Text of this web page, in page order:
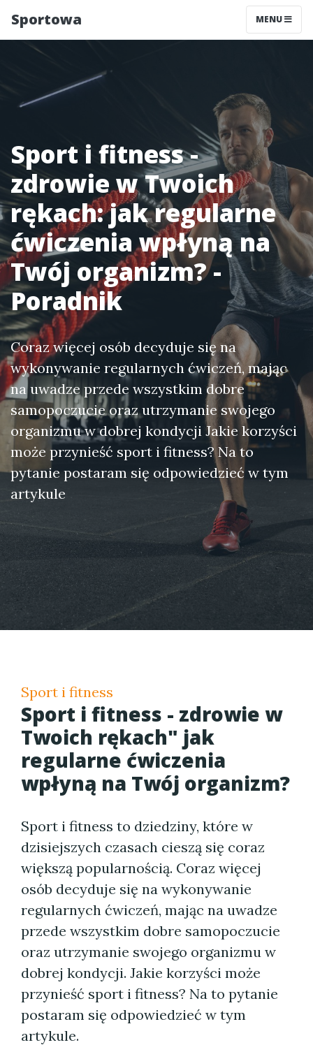
Sportowa MENU
Sport i fitness -
zdrowie w Twoich
rękach: jak regularne
ćwiczenia wpłyną na
Twój organizm? -
Poradnik
Coraz więcej osób decyduje się na
wykonywanie regularnych ćwiczeń, mając
na uwadze przede wszystkim dobre
samopoczucie oraz utrzymanie swojego
organizmu w dobrej kondycji Jakie korzyści
może przynieść sport i fitness? Na to
pytanie postaram się odpowiedzieć w tym
artykule
Sport i fitness
Sport i fitness - zdrowie w
Twoich rękach" jak
regularne ćwiczenia
wpłyną na Twój organizm?
Sport i fitness to dziedziny, które w
dzisiejszych czasach cieszą się coraz
większą popularnością. Coraz więcej
osób decyduje się na wykonywanie
regularnych ćwiczeń, mając na uwadze
przede wszystkim dobre samopoczucie
oraz utrzymanie swojego organizmu w
dobrej kondycji. Jakie korzyści może
przynieść sport i fitness? Na to pytanie
postaram się odpowiedzieć w tym
artykule.